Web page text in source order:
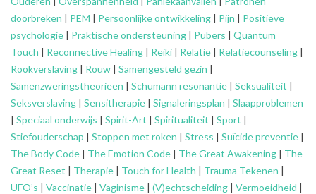
doorbreken | PEM | Persoonlijke ontwikkeling | Pijn | Positieve
psychologie | Praktische ondersteuning | Pubers | Quantum
Touch | Reconnective Healing | Reiki | Relatie | Relatiecounseling |
Rookverslaving | Rouw | Samengesteld gezin |
Samenzweringstheorieën | Schumann resonantie | Seksualiteit |
Seksverslaving | Sensitherapie | Signaleringsplan | Slaapproblemen
| Speciaal onderwijs | Spirit-Art | Spiritualiteit | Sport |
Stiefouderschap | Stoppen met roken | Stress | Suïcide preventie |
The Body Code | The Emotion Code | The Great Awakening | The
Great Reset | Therapie | Touch for Health | Trauma Tekenen |
UFO’s | Vaccinatie | Vaginisme | (V)echtscheiding | Vermoeidheid |